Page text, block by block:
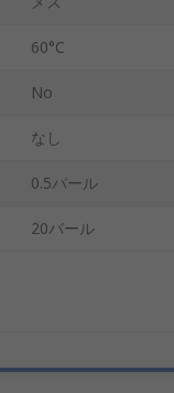
60°C
No
なし
0.5バール
20バール